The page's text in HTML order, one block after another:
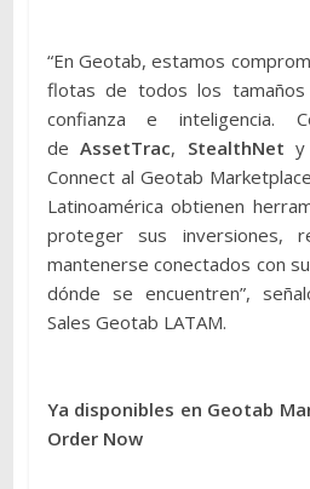
“En Geotab, estamos
flotas de todos los
confianza e inteligencia.
deAssetTrac, StealthNet y
Connect al Geotab
Latinoamérica obtienen
proteger sus inversiones,
mantenerse conectados con
dónde se encuentren”,
Sales Geotab LATAM.
Ya disponibles en Geotab
Order Now